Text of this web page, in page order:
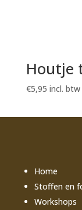
Houtje
€5,95 incl. btw
Home
Stoffen en
Workshops